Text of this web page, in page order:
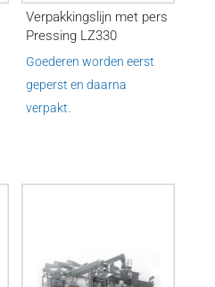
Verpakkingslijn met pers
Pressing LZ330
Goederen worden eerst
geperst en daarna
verpakt.